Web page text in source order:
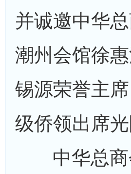
并诚邀中华
潮州会馆徐
锡源荣誉主
级侨领出席光
中华总